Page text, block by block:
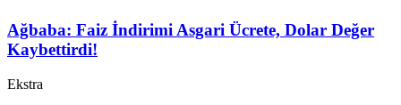
Ağbaba: Faiz İndirimi Asgari Ücrete, Dolar Değer
Kaybettirdi!
Ekstra